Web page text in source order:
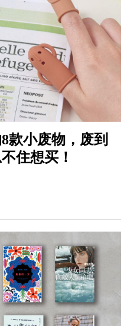
款小废物，废到
住想买！